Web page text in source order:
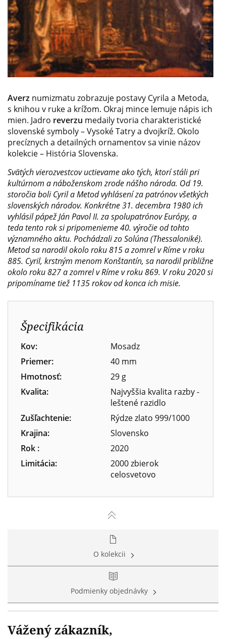
Averz numizmatu zobrazuje postavy Cyrila a Metoda,
s knihou v ruke a krížom. Okraj mince lemuje nápis ich
mien. Jadro reverzu medaily tvoria charakteristické
slovenské symboly – Vysoké Tatry a dvojkríž. Okolo
precíznych a detailných ornamentov sa vinie názov
kolekcie – História Slovenska.
Svätých vierozvestcov uctievame ako tých, ktorí stáli pri
kultúrnom a náboženskom zrode nášho národa. Od 19.
storočia boli Cyril a Metod vyhlásení za patrónov všetkých
slovenských národov. Konkrétne 31. decembra 1980 ich
vyhlásil pápež Ján Pavol II. za spolupatrónov Európy, a
teda tento rok si pripomenieme 40. výročie od tohto
významného aktu. Pochádzali zo Solúna (Thessaloniké).
Metod sa narodil okolo roku 815 a zomrel v Ríme v roku
885. Cyril, krstným menom Konštantín, sa narodil približne
okolo roku 827 a zomrel v Ríme v roku 869. V roku 2020 si
pripomíname tiež 1135 rokov od konca ich misie.
Špecifikácia
Kov:
Mosadz
Priemer:
40 mm
Hmotnosť:
29 g
Kvalita:
Najvyššia kvalita razby -
leštené razidlo
Zušľachtenie:
Rýdze zlato 999/1000
Krajina:
Slovensko
Rok :
2020
Limitácia:
2000 zbierok
celosvetovo
O kolekcii
Podmienky objednávky
Vážený zákazník,